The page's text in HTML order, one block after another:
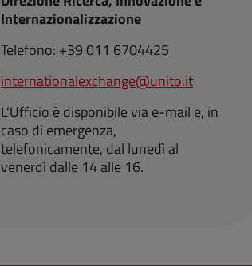
Internazionalizzazione
Telefono: +39 011 6704425
internationalexchange@unito.it
L'Ufficio è disponibile via e-mail e, in
caso di emergenza,
telefonicamente, dal lunedì al
venerdì dalle 14 alle 16.